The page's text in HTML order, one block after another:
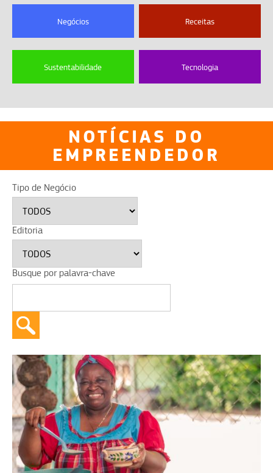
Negócios Receitas
Sustentabilidade Tecnologia
NOTÍCIAS DO
EMPREENDEDOR
Tipo de Negócio
Editoria
Busque por palavra-chave